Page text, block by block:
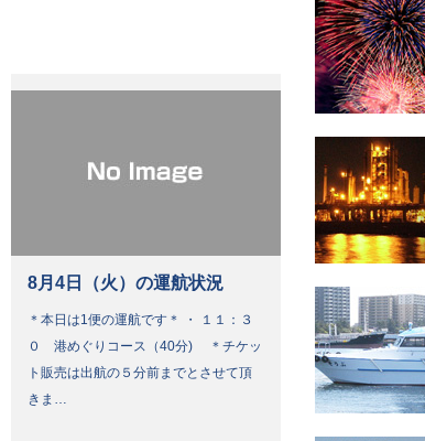
8月4日（火）の運航状況
＊本日は1便の運航です＊ ・ １１：３
０ 港めぐりコース（40分) ＊チケッ
ト販売は出航の５分前までとさせて頂
きま…